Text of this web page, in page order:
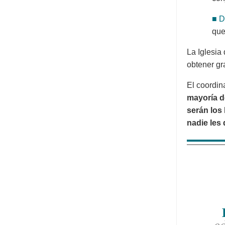
■
La Iglesia
obtener
El
mayoría
serán los
nadie les